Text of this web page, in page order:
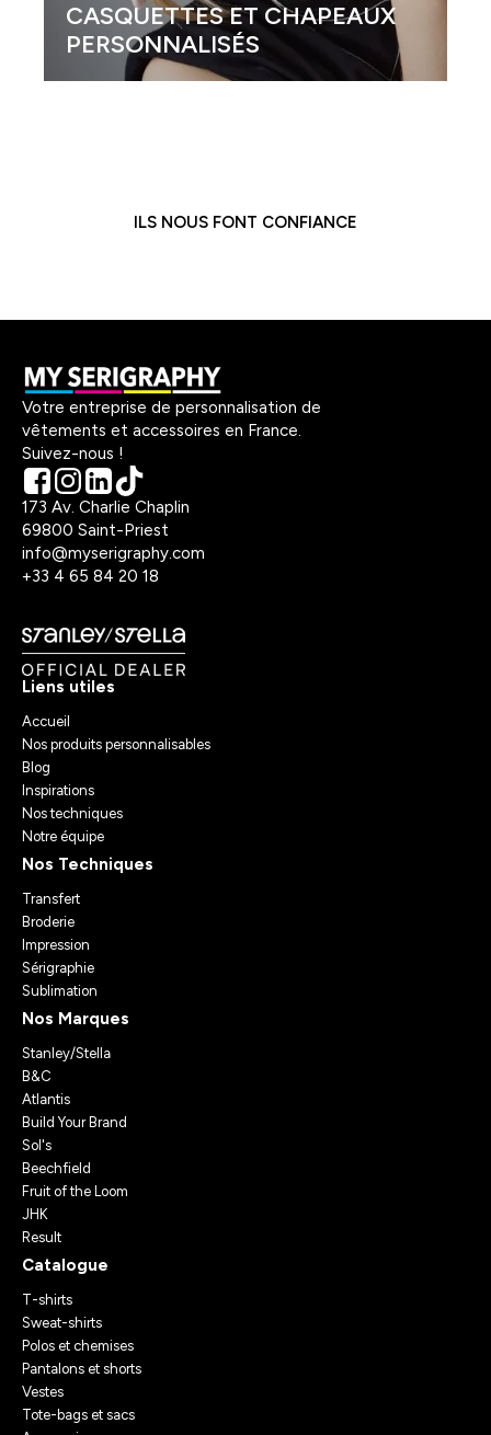
CASQUETTES ET CHAPEAUX
PERSONNALISÉS
ILS NOUS FONT CONFIANCE
Votre entreprise de personnalisation de
vêtements et accessoires en France.
Suivez-nous !
173 Av. Charlie Chaplin
69800 Saint-Priest
info@myserigraphy.com
+33 4 65 84 20 18
Liens utiles
Accueil
Nos produits personnalisables
Blog
Inspirations
Nos techniques
Notre équipe
Nos Techniques
Transfert
Broderie
Impression
Sérigraphie
Sublimation
Nos Marques
Stanley/Stella
B&C
Atlantis
Build Your Brand
Sol's
Beechfield
Fruit of the Loom
JHK
Result
Catalogue
T-shirts
Sweat-shirts
Polos et chemises
Pantalons et shorts
Vestes
Tote-bags et sacs